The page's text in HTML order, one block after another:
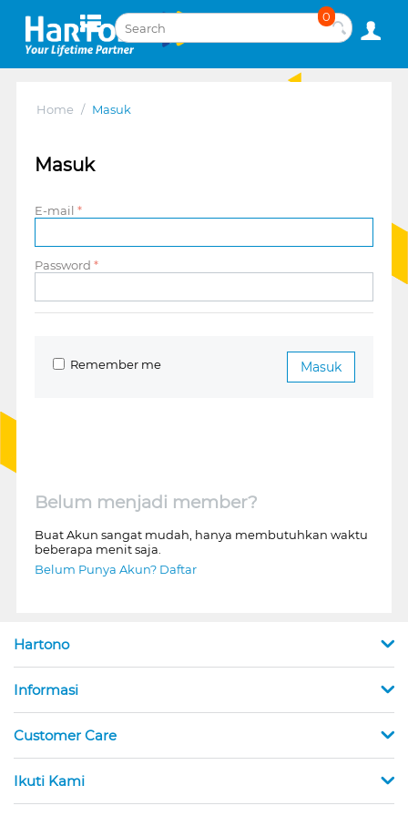
0
Home / Masuk
Masuk
E-mail
Password
Masuk
Remember me
Belum menjadi member?
Buat Akun sangat mudah, hanya membutuhkan waktu
beberapa menit saja.
Belum Punya Akun? Daftar
Hartono
Informasi
Customer Care
Ikuti Kami